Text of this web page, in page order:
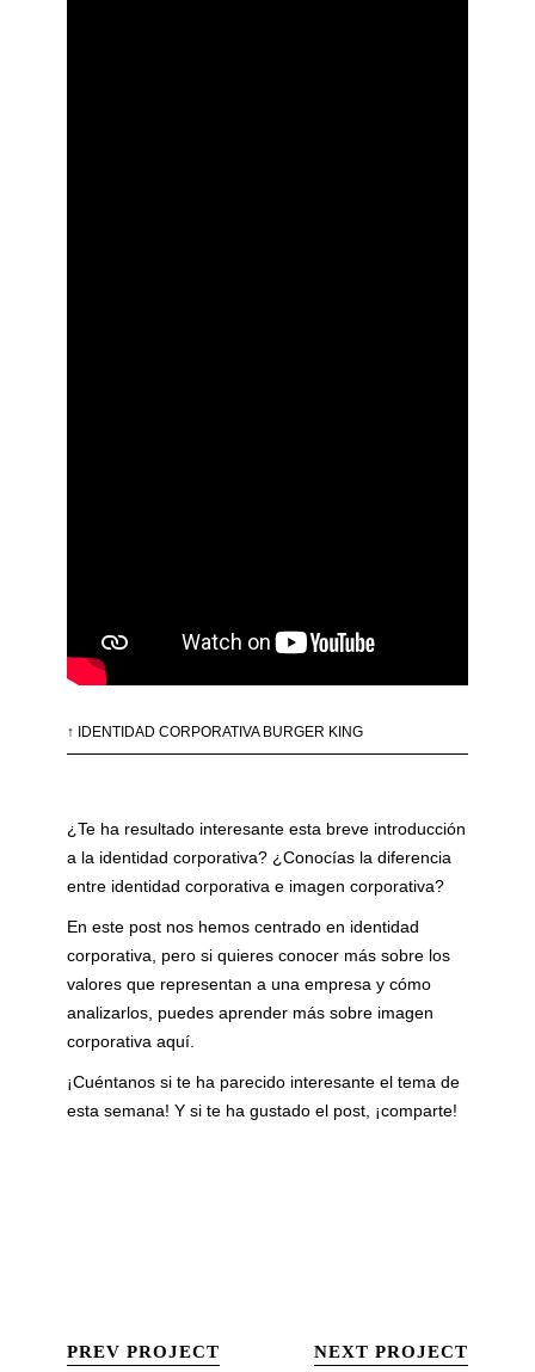
↑ IDENTIDAD CORPORATIVA BURGER KING
¿Te ha resultado interesante esta breve introducción
a la identidad corporativa? ¿Conocías la diferencia
entre identidad corporativa e imagen corporativa?
En este post nos hemos centrado en identidad
corporativa, pero si quieres conocer más sobre los
valores que representan a una empresa y cómo
analizarlos, puedes aprender más sobre imagen
corporativa aquí.
¡Cuéntanos si te ha parecido interesante el tema de
esta semana! Y si te ha gustado el post, ¡comparte!
PREV PROJECT NEXT PROJECT